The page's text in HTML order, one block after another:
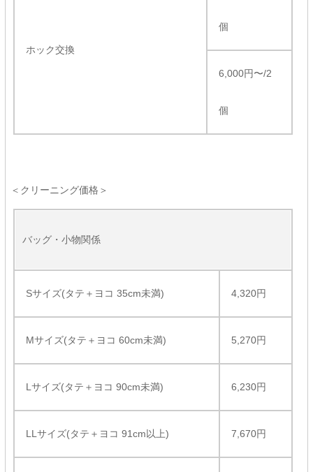
ホック交換
個
6,000円〜/2
個
＜クリーニング価格＞
バッグ・小物関係
Sサイズ(タテ＋ヨコ 35cm未満) 4,320円
Mサイズ(タテ＋ヨコ 60cm未満) 5,270円
Lサイズ(タテ＋ヨコ 90cm未満) 6,230円
LLサイズ(タテ＋ヨコ 91cm以上) 7,670円